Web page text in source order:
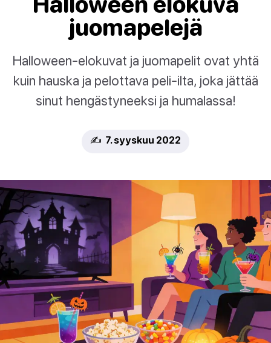
juomapelejä
Halloween-elokuvat ja juomapelit ovat yhtä
kuin hauska ja pelottava peli-ilta, joka jättää
sinut hengästyneeksi ja humalassa!
✍️ 7. syyskuu 2022